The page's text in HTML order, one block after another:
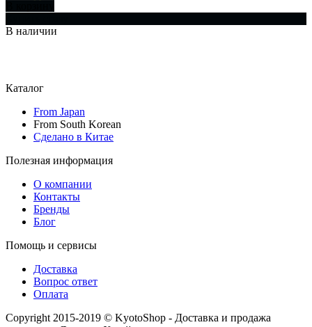
В наличии
Каталог
From Japan
From South Korean
Сделано в Китае
Полезная информация
О компании
Контакты
Бренды
Блог
Помощь и сервисы
Доставка
Вопрос ответ
Оплата
Copyright 2015-2019 © KyotoShop - Доставка и продажа